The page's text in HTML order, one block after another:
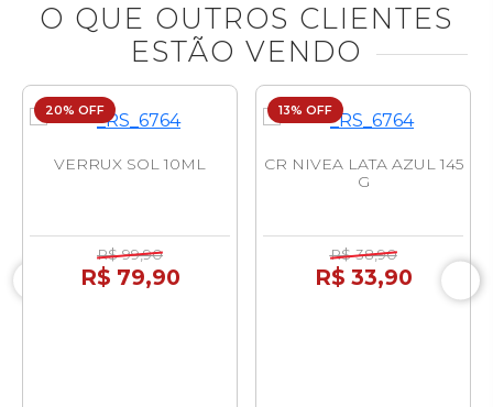
O QUE OUTROS CLIENTES
ESTÃO VENDO
20% OFF
VERRUX SOL 10ML
R$ 99,90
R$ 79,90
13% OFF
CR NIVEA LATA AZUL 145
G
R$ 38,90
R$ 33,90